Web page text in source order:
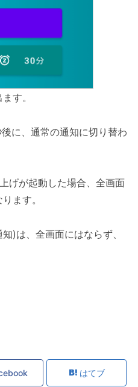
す。
に、通常の通知に切り替わ
げが起動した場合、全画面
ます。
)は、全画面にはならず、
はてブ